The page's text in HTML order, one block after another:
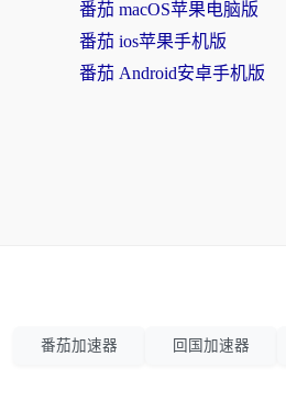
番茄 macOS苹果电脑版
番茄 ios苹果手机版
番茄 Android安卓手机版
番茄加速器 回国加速器